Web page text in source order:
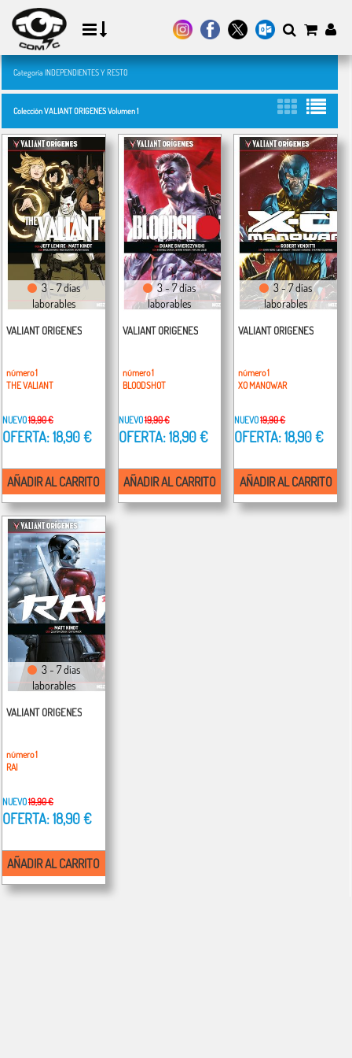
Categoría INDEPENDIENTES Y RESTO
Colección VALIANT ORIGENES Volumen 1
3 - 7 días
laborables
VALIANT ORIGENES
número 1
THE VALIANT
NUEVO19,90 €
OFERTA: 18,90 €
AÑADIR AL CARRITO
3 - 7 días
laborables
VALIANT ORIGENES
número 1
BLOODSHOT
NUEVO19,90 €
OFERTA: 18,90 €
AÑADIR AL CARRITO
3 - 7 días
laborables
VALIANT ORIGENES
número 1
XO MANOWAR
NUEVO19,90 €
OFERTA: 18,90 €
AÑADIR AL CARRITO
3 - 7 días
laborables
VALIANT ORIGENES
número 1
RAI
NUEVO19,90 €
OFERTA: 18,90 €
AÑADIR AL CARRITO